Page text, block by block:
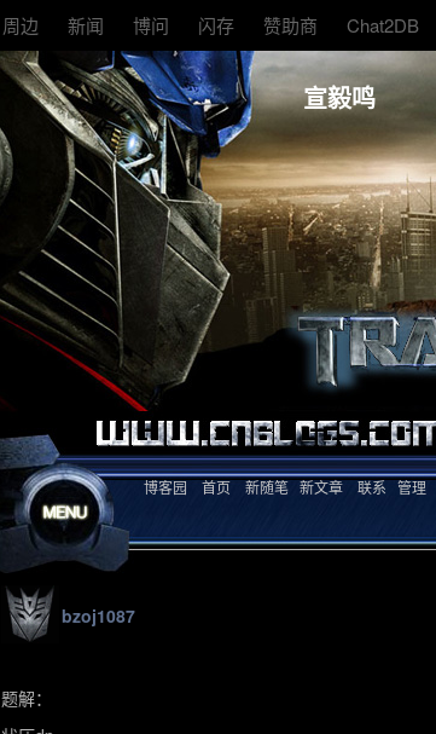
周边 新闻 博问 闪存 赞助商 Chat2DB
宣毅鸣
博客园 首页 新随笔 新文章 联系 管理
bzoj1087
题解：